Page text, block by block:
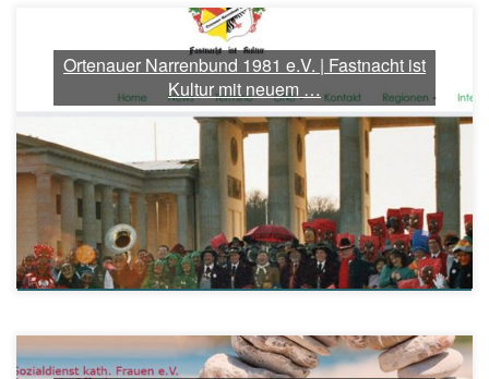
Ortenauer Narrenbund 1981 e.V. | Fastnacht ist
Kultur mit neuem …